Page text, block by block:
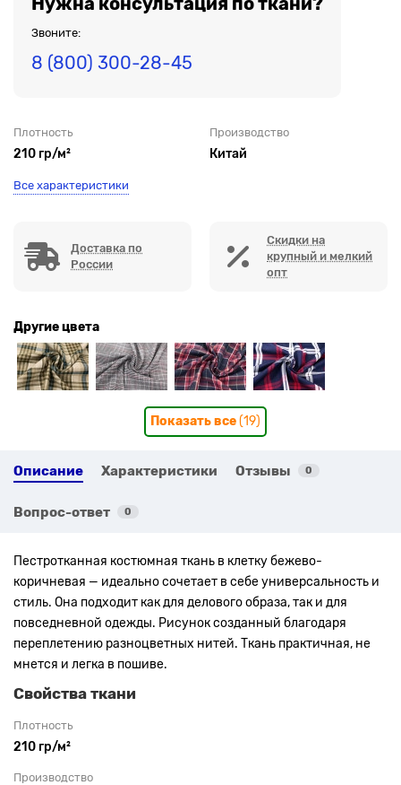
Звоните:
8 (800) 300-28-45
Плотность
210 гр/м²
Производство
Китай
Все характеристики
Доставка по
России
Скидки на
крупный и мелкий
опт
Другие цвета
Показать все(19)
Описание Характеристики Отзывы 0
Вопрос-ответ 0
Пестротканная костюмная ткань в клеткубежево-
коричневая — идеально сочетает в себе универсальность и
стиль. Она подходит как для делового образа, так и для
повседневной одежды. Рисунок созданный благодаря
переплетению разноцветных нитей. Ткань практичная, не
мнется и легка в пошиве.
Свойства ткани
Плотность
210 гр/м²
Производство